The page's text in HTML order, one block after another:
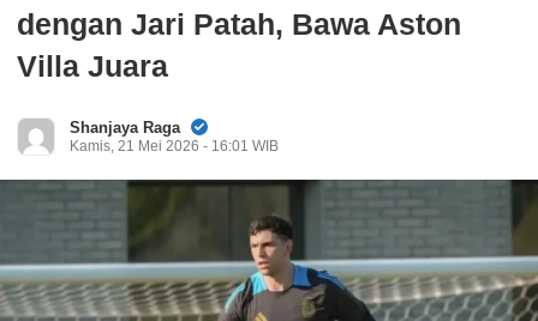
dengan Jari Patah, Bawa Aston
Villa Juara
Shanjaya Raga
Kamis, 21 Mei 2026 - 16:01 WIB